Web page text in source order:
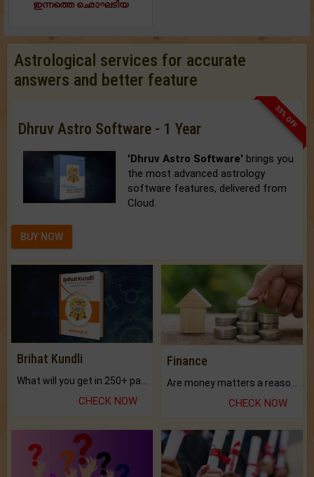
ഇന്നത്തെ ഛൊഘടിയ
Astrological services for accurate
answers and better feature
33% OFF
Dhruv Astro Software - 1 Year
'Dhruv Astro Software' brings you
the most advanced astrology
software features, delivered from
Cloud.
BUY NOW
Brihat Kundli
CHECK NOW
Finance
CHECK NOW